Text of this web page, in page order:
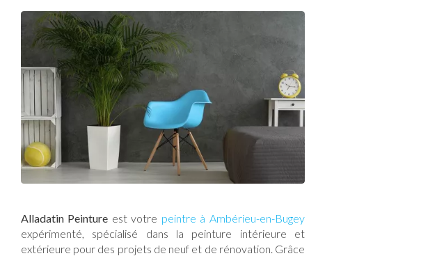
Alladatin Peinture est votre peintre à Ambérieu-en-Bugey
expérimenté, spécialisé dans la peinture intérieure et
extérieure pour des projets de neuf et de rénovation. Grâce